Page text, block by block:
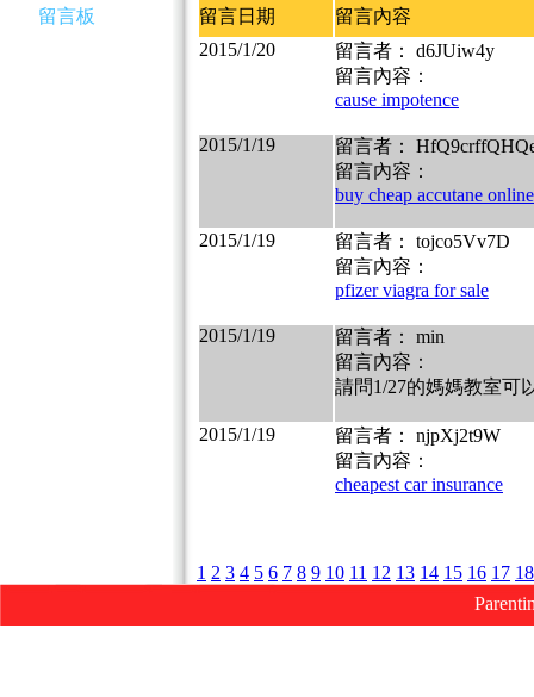
留言板
留言日期
留言內容
2015/1/20
留言者： d6JUiw4y
留言內容：
cause impotence
2015/1/19
留言者：
留言內容：
buy cheap accutane online
2015/1/19
留言者： tojco5Vv7D
留言內容：
pfizer viagra for sale
2015/1/19
留言者： min
留言內容：
請問1/27的媽媽教室可
2015/1/19
留言者： njpXj2t9W
留言內容：
cheapest car insurance
1 2 3 4 5 6 7 8 9 10 11 12 13 14 15 16 17 18